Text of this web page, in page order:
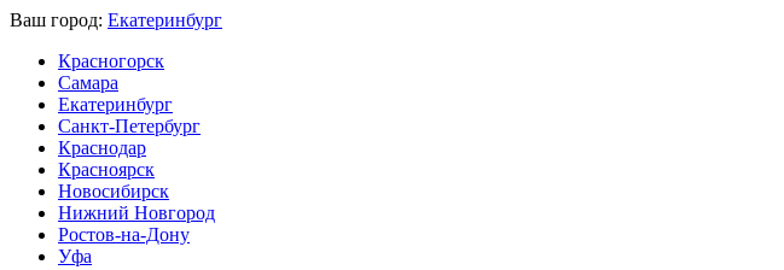
Ваш город: Екатеринбург
Красногорск
Самара
Екатеринбург
Санкт-Петербург
Краснодар
Красноярск
Новосибирск
Нижний Новгород
Ростов-на-Дону
Уфа